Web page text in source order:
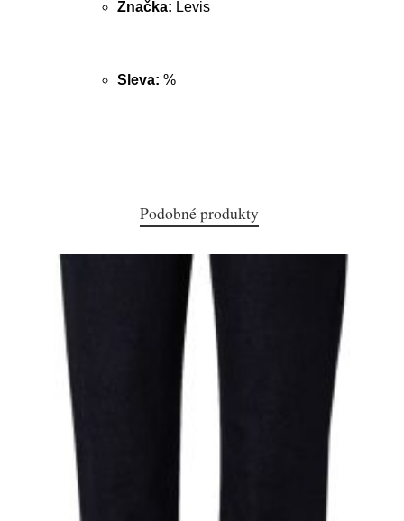
Značka: Levis
Sleva: %
Podobné produkty